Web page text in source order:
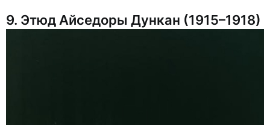
9. Этюд Айседоры Дункан (1915–1918)